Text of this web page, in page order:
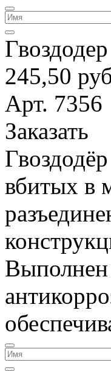
245,50
Арт. 7356
Заказать
вбитых в
Выполнен